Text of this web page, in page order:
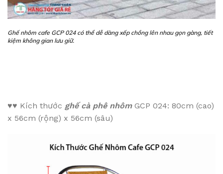
Ghế nhôm cafe GCP 024 có thể dễ dàng xếp chồng lên nhau gọn gàng, tiết
kiệm không gian lưu giữ.
♥♥ Kích thước ghế cà phê nhômGCP 024: 80cm (cao)
x 56cm (rộng) x 56cm (sâu)